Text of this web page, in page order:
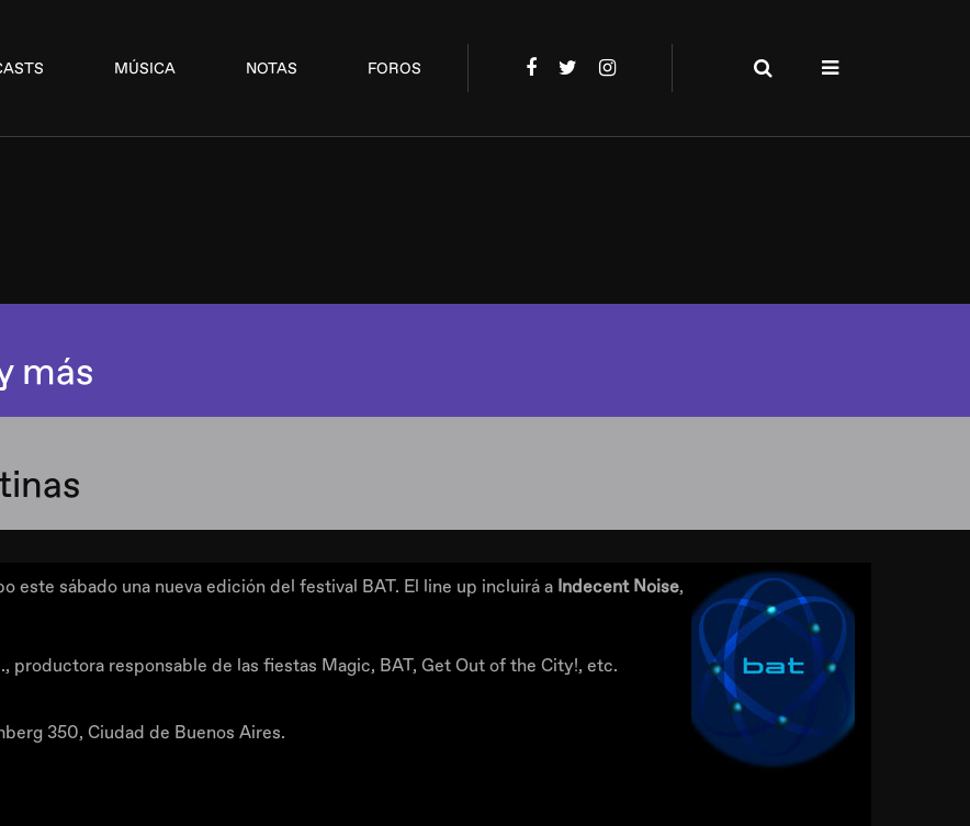
MÚSICA NOTAS FOROS
más
este sábado una nueva edición del festival BAT. El line up incluirá a Indecent Noise,
., productora responsable de las fiestas Magic, BAT, Get Out of the City!, etc.
350, Ciudad de Buenos Aires.